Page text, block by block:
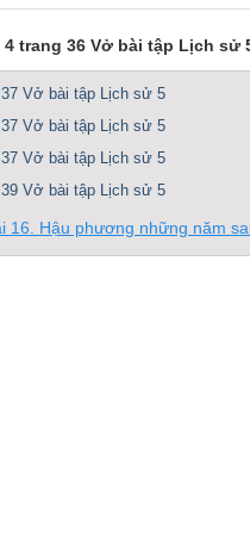
4 trang 36 Vở bài tập Lịch sử
Vở bài tập Lịch sử 5
Vở bài tập Lịch sử 5
Vở bài tập Lịch sử 5
Vở bài tập Lịch sử 5
16. Hậu phương những năm